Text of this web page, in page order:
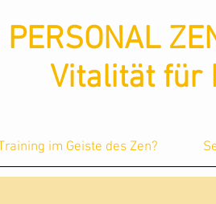
PERSONAL
Vitalität für
im Geiste des Zen?